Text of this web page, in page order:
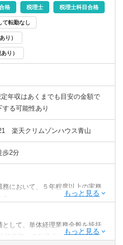
万円以上）
共同案件のリーダー担当5～10
責任者、またはその補佐を担
メインで担当する「スペシャリ
ー」として活躍。
ループをチームの主担当として対
の提案、DD業務などのスポット
して対応。
円を含む）
370,000円以上。45時間分の固定
」とする。
円（月給60万円+平均インセンテ
目／業界歴5年目／顧問件数27件
（月給60万円+平均インセン月額
万円）
（月給60万円+平均インセンティ
な企業を相手にするケースが多
にあります。
加味して担当顧問を割り振りま
る」ということはありませんの
応を1人で完結できる。
前後に到達する。
)・複雑案件を一手に担う「スペシ
アを歩む。
拠点長に就任し、担当オフィスの
ア。
容と年収イメージ＞
前後）
格 税理士 税理士科目合格
て転勤なし
り）
り）
年収はあくまでも目安の金額で
る可能性あり
楽天クリムゾンハウス青山
歩2分
において、５年程度以上の実務
での連結会計経験
験して、単体経理業務全般を統括
算業務、海外子会社管理、内部統